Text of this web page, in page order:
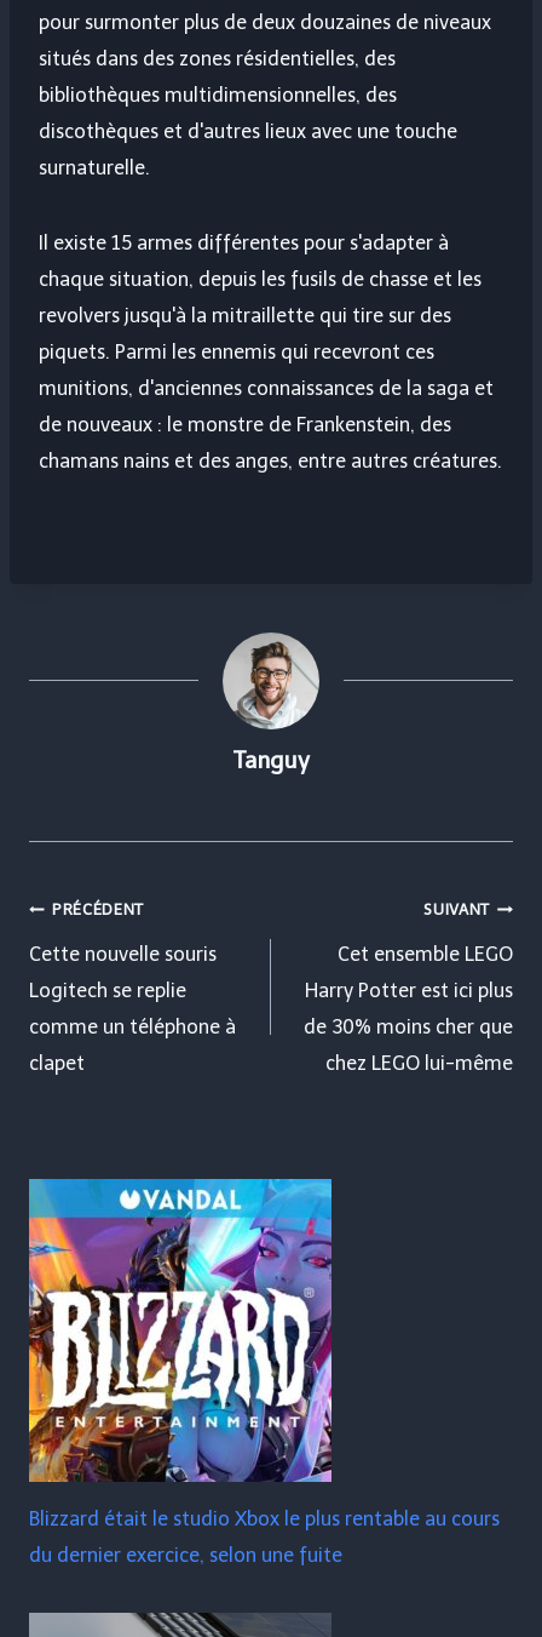
pour surmonter plus de deux douzaines de niveaux
situés dans des zones résidentielles, des
bibliothèques multidimensionnelles, des
discothèques et d'autres lieux avec une touche
surnaturelle.
Il existe 15 armes différentes pour s'adapter à
chaque situation, depuis les fusils de chasse et les
revolvers jusqu'à la mitraillette qui tire sur des
piquets. Parmi les ennemis qui recevront ces
munitions, d'anciennes connaissances de la saga et
de nouveaux : le monstre de Frankenstein, des
chamans nains et des anges, entre autres créatures.
Tanguy
Navigation
de
l’article
PRÉCÉDENT
Cette nouvelle souris
Logitech se replie
comme un téléphone à
clapet
SUIVANT
Cet ensemble LEGO
Harry Potter est ici plus
de 30% moins cher que
chez LEGO lui-même
Blizzard était le studio Xbox le plus rentable au cours
du dernier exercice, selon une fuite